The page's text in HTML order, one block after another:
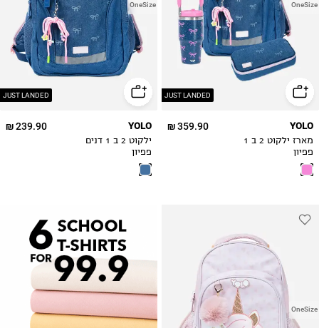
JUST LANDED
OneSize
359.90 ₪ YOLO
מארז ילקוט 2 ב 1
פפיון
JUST LANDED
OneSize
239.90 ₪ YOLO
ילקוט 2 ב 1 דנים
פפיון
OneSize